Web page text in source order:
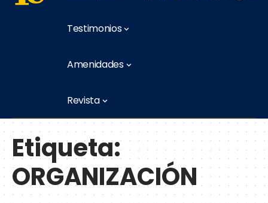
Testimonios
Amenidades
Revista
Etiqueta:
ORGANIZACIÓN